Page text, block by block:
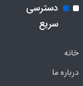
دسترسی
سریع
خانه
درباره ما